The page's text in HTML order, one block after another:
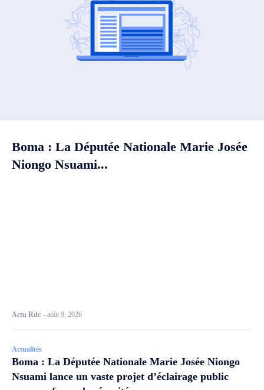
Boma : La Députée Nationale Marie Josée
Niongo Nsuami...
Actu Rdc -août 9, 2026
Actualités
Boma : La Députée Nationale Marie Josée Niongo
Nsuami lance un vaste projet d’éclairage public